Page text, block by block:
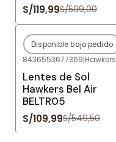
S/119,99S/599,00
-80%OFF
Agotado
Disponible bajo pedido
8436553677369|Hawkers
Lentes de Sol
Hawkers Bel Air
BELTR05
S/109,99S/549,50